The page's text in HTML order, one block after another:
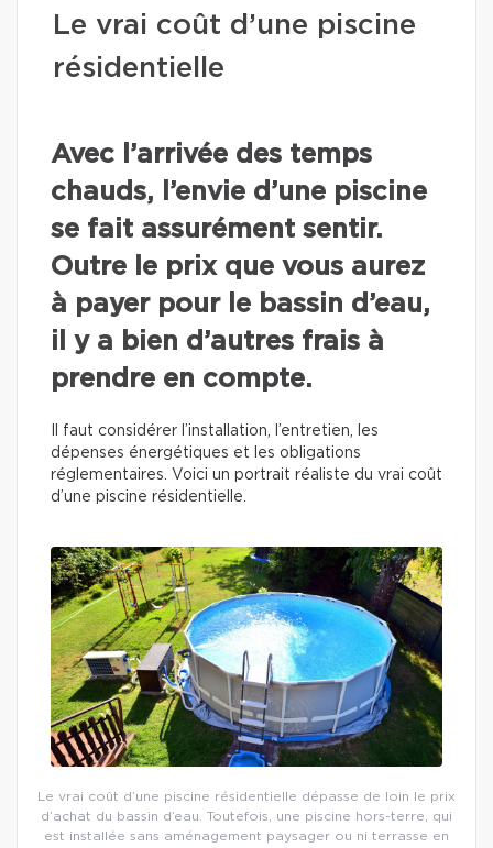
Le vrai coût d’une piscine
résidentielle
Avec l’arrivée des temps
chauds, l’envie d’une piscine
se fait assurément sentir.
Outre le prix que vous aurez
à payer pour le bassin d’eau,
il y a bien d’autres frais à
prendre en compte.
Il faut considérer l’installation, l’entretien, les
dépenses énergétiques et les obligations
réglementaires. Voici un portrait réaliste du vrai coût
d’une piscine résidentielle.
Le vrai coût d’une piscine résidentielle dépasse de loin le prix
d’achat du bassin d’eau. Toutefois, une piscine hors-terre, qui
est installée sans aménagement paysager ou ni terrasse en